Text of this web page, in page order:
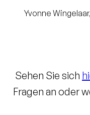
Yvonne
Sehen Sie sich
Fragen an oder